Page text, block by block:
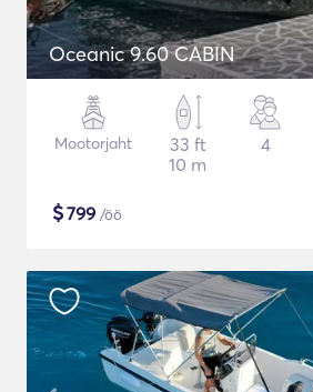
Oceanic 9.60 CABIN
Mootorjaht
33 ft
10 m
4
$799 /öö